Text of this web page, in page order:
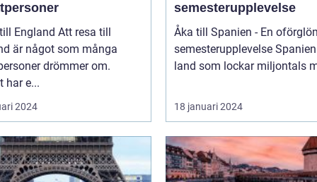
Att resa till
är något som många
drömmer om.
har e...
2024
semesterupplevelse
Åka till Spanien - En
semesterupplevelse Spanien är ett
land som lockar miljontals
18 januari 2024